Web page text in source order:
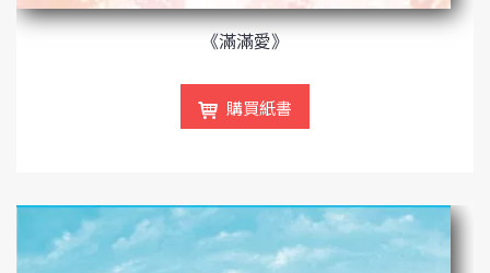
《滿滿愛》
購買紙書